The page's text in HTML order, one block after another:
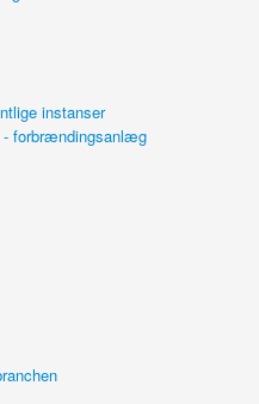
instanser
- forbrændingsanlæg